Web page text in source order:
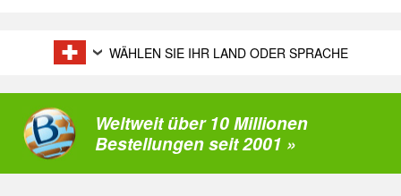
WÄHLEN SIE IHR LAND ODER SPRACHE
Weltweit über 10 Millionen
Bestellungen seit 2001 »